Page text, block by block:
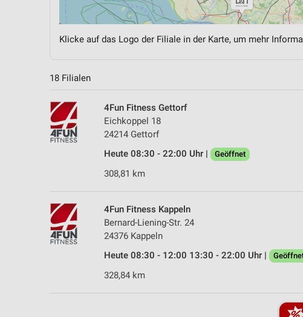
Klicke auf das Logo der Filiale in der Karte, um mehr
18 Filialen
4Fun Fitness Gettorf
Eichkoppel 18
24214 Gettorf
Heute 08:30 - 22:00 Uhr |
Geöffnet
308,81 km
4Fun Fitness Kappeln
Bernard-Liening-Str. 24
24376 Kappeln
Heute 08:30 - 12:00 13:30 - 22:00 Uhr |
328,84 km